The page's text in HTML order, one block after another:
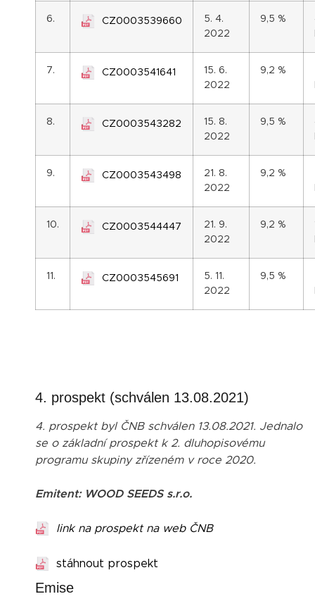
6. CZ0003539660
5. 4.
2022
9,5 %
7. CZ0003541641
15. 6.
2022
9,2 %
8. CZ0003543282
15. 8.
2022
9,5 %
9. CZ0003543498
21. 8.
2022
9,2 %
10. CZ0003544447
21. 9.
2022
9,2 %
11. CZ0003545691
5. 11.
2022
9,5 %
4. prospekt (schválen 13.08.2021)
4. prospekt byl ČNB schválen 13.08.2021. Jednalo
se o základní prospekt k 2. dluhopisovému
programu skupiny zřízeném v roce 2020.
Emitent: WOOD SEEDS s.r.o.
link na prospekt na web ČNB
stáhnout prospekt
Emise